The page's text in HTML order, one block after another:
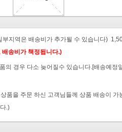
지역은 배송비가 추가될 수 있습니다)
송비가 책정됩니다.)
의 경우 다소 늦어질수 있습니다.[배송예정
품을 주문 하신 고객님들께 상품 배송이
.)